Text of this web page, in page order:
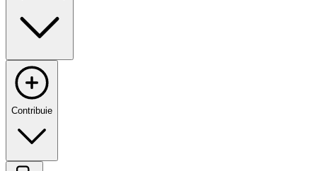
Contribuie